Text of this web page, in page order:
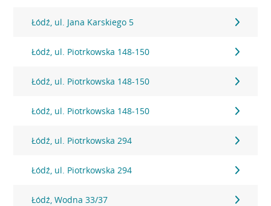
Łódź, ul. Jana Karskiego 5
Łódź, ul. Piotrkowska 148-150
Łódź, ul. Piotrkowska 148-150
Łódź, ul. Piotrkowska 148-150
Łódź, ul. Piotrkowska 294
Łódź, ul. Piotrkowska 294
Łódź, Wodna 33/37